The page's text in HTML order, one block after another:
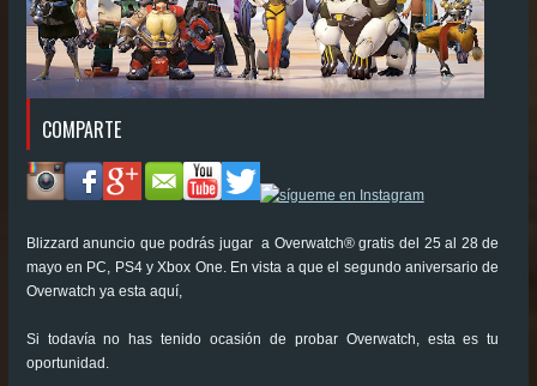
COMPARTE
Blizzard anuncio que podrás jugar a Overwatch® gratis del 25 al 28 de
mayo en PC, PS4 y Xbox One. En vista a que el segundo aniversario de
Overwatch ya esta aquí,
Si todavía no has tenido ocasión de probar Overwatch, esta es tu
oportunidad.